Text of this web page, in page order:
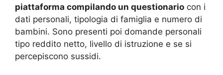
piattaforma compilando un questionario con i
dati personali, tipologia di famiglia e numero di
bambini. Sono presenti poi domande personali
tipo reddito netto, livello di istruzione e se si
percepiscono sussidi.